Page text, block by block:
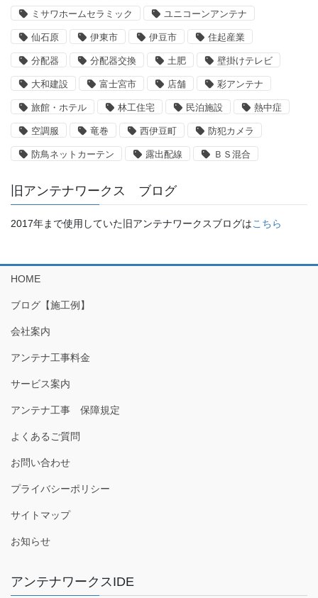
ミサワホームセラミック ユニコーンアンテナ
仙石原 伊東市 伊豆市 住起産業
分配器 分配器交換 土肥 壁掛けテレビ
大和建設 富士宮市 店舗 彩アンテナ
旅館・ホテル 林工住宅 民泊施設 熱中症
空調服 竜巻 西伊豆町 防犯カメラ
防鳥ネットカーテン 露出配線 ＢＳ混合
旧アンテナワークス ブログ
2017年まで使用していた旧アンテナワークスブログはこちら
HOME
ブログ【施工例】
会社案内
アンテナ工事料金
サービス案内
アンテナ工事 保障規定
よくあるご質問
お問い合わせ
プライバシーポリシー
サイトマップ
お知らせ
アンテナワークスIDE